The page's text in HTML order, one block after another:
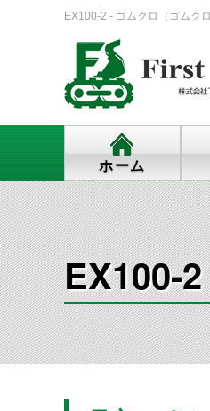
EX100-2 - ゴムクロ（ゴムク
ホーム
EX100-2